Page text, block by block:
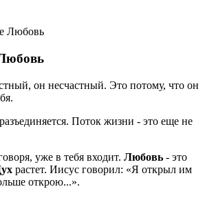
Любовь
он несчастный. Это потому, что он
Поток жизни - это еще не
уже в тебя входит. Любовь - это
растет. Иисус говорил: «Я открыл им
открою...».